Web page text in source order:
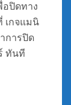
อปิดทาง
เกจแมนิ
การปิด
ทันที